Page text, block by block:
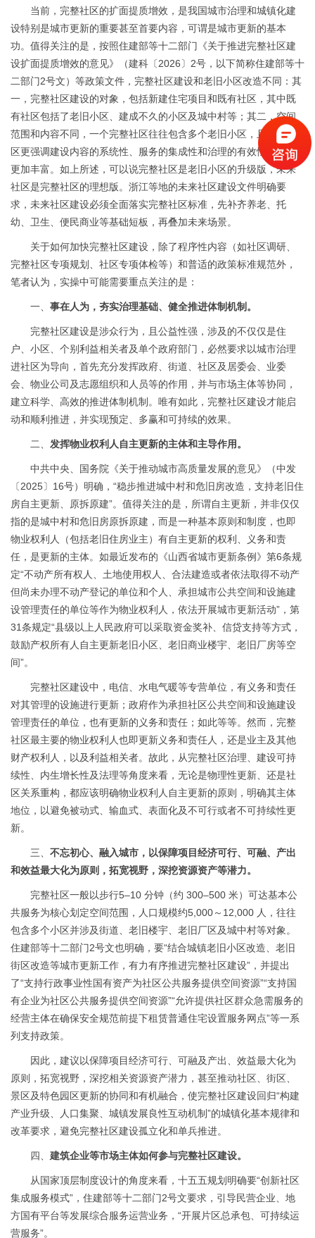
当前，完整社区的扩面提质增效，是我国城市治理和城镇化建
设特别是城市更新的重要甚至首要内容，可谓是城市更新的基本
功。值得关注的是，按照住建部等十二部门《关于推进完整社区建
设扩面提质增效的意见》（建科〔2026〕2号，以下简称住建部等十
二部门2号文）等政策文件，完整社区建设和老旧小区改造不同：其
一，完整社区建设的对象，包括新建住宅项目和既有社区，其中既
有社区包括了老旧小区、建成不久的小区及城中村等；其二，空间
范围和内容不同，一个完整社区往往包含多个老旧小区，且完整社
区更强调建设内容的系统性、服务的集成性和治理的有效性，内涵
更加丰富。如上所述，可以说完整社区是老旧小区的升级版，未来
社区是完整社区的理想版。浙江等地的未来社区建设文件明确要
求，未来社区建设必须全面落实完整社区标准，先补齐养老、托
幼、卫生、便民商业等基础短板，再叠加未来场景。
关于如何加快完整社区建设，除了程序性内容（如社区调研、
完整社区专项规划、社区专项体检等）和普适的政策标准规范外，
笔者认为，实操中可能需要重点关注的是：
一、 事在人为，夯实治理基础、健全推进体制机制。
完整社区建设是涉众行为，且公益性强，涉及的不仅仅是住
户、小区、个别利益相关者及单个政府部门，必然要求以城市治理
进社区为导向，首先充分发挥政府、街道、社区及居委会、业委
会、物业公司及志愿组织和人员等的作用，并与市场主体等协同，
建立科学、高效的推进体制机制。唯有如此，完整社区建设才能启
动和顺利推进，并实现预定、多赢和可持续的效果。
二、 发挥物业权利人 自主更新的主体和主导作用。
中共中央、国务院《关于推动城市高质量发展的意见》（中发
〔2025〕16号）明确，“稳步推进城中村和危旧房改造，支持老旧住
房自主更新、原拆原建”。值得关注的是，所谓自主更新，并非仅仅
指的是城中村和危旧房原拆原建，而是一种基本原则和制度，也即
物业权利人（包括老旧住房业主）有自主更新的权利、义务和责
任，是更新的主体。如最近发布的《山西省城市更新条例》第6条规
定“不动产所有权人、土地使用权人、合法建造或者依法取得不动产
但尚未办理不动产登记的单位和个人、承担城市公共空间和设施建
设管理责任的单位等作为物业权利人，依法开展城市更新活动”，第
31条规定“县级以上人民政府可以采取资金奖补、信贷支持等方式，
鼓励产权所有人自主更新老旧小区、老旧商业楼宇、老旧厂房等空
间”。
完整社区建设中，电信、水电气暖等专营单位，有义务和责任
对其管理的设施进行更新；政府作为承担社区公共空间和设施建设
管理责任的单位，也有更新的义务和责任；如此等等。然而，完整
社区最主要的物业权利人也即更新义务和责任人，还是业主及其他
财产权利人，以及利益相关者。故此，从完整社区治理、建设可持
续性、内生增长性及法理等角度来看，无论是物理性更新、还是社
区关系重构，都应该明确物业权利人自主更新的原则，明确其主体
地位，以避免被动式、输血式、表面化及不可行或者不可持续性更
新。
三、 不忘初心、融入城市，以保障项目经济可行、可融、产出
和效益最大化为原则，拓宽视野，深挖资源资产等潜力。
完整社区一般以步行5–10 分钟（约 300–500 米）可达基本公
共服务为核心划定空间范围，人口规模约5,000～12,000 人，往往
包含多个小区并涉及街道、老旧楼宇、老旧厂区及城中村等对象。
住建部等十二部门2号文也明确，要“结合城镇老旧小区改造、老旧
街区改造等城市更新工作，有力有序推进完整社区建设”，并提出
了“支持行政事业性国有资产为社区公共服务提供空间资源”“支持国
有企业为社区公共服务提供空间资源”“允许提供社区群众急需服务的
经营主体在确保安全规范前提下租赁普通住宅设置服务网点”等一系
列支持政策。
因此，建议以保障项目经济可行、可融及产出、效益最大化为
原则，拓宽视野，深挖相关资源资产潜力，甚至推动社区、街区、
景区及特色园区更新的协同和有机融合，使完整社区建设回归“构建
产业升级、人口集聚、城镇发展良性互动机制”的城镇化基本规律和
改革要求，避免完整社区建设孤立化和单兵推进。
四、 建筑企业等市场主体如何参与完整社区建设。
从国家顶层制度设计的角度来看，十五五规划明确要“创新社区
集成服务模式”，住建部等十二部门2号文要求，引导民营企业、地
方国有平台等发展综合服务运营业务，“开展片区总承包、可持续运
营服务”。